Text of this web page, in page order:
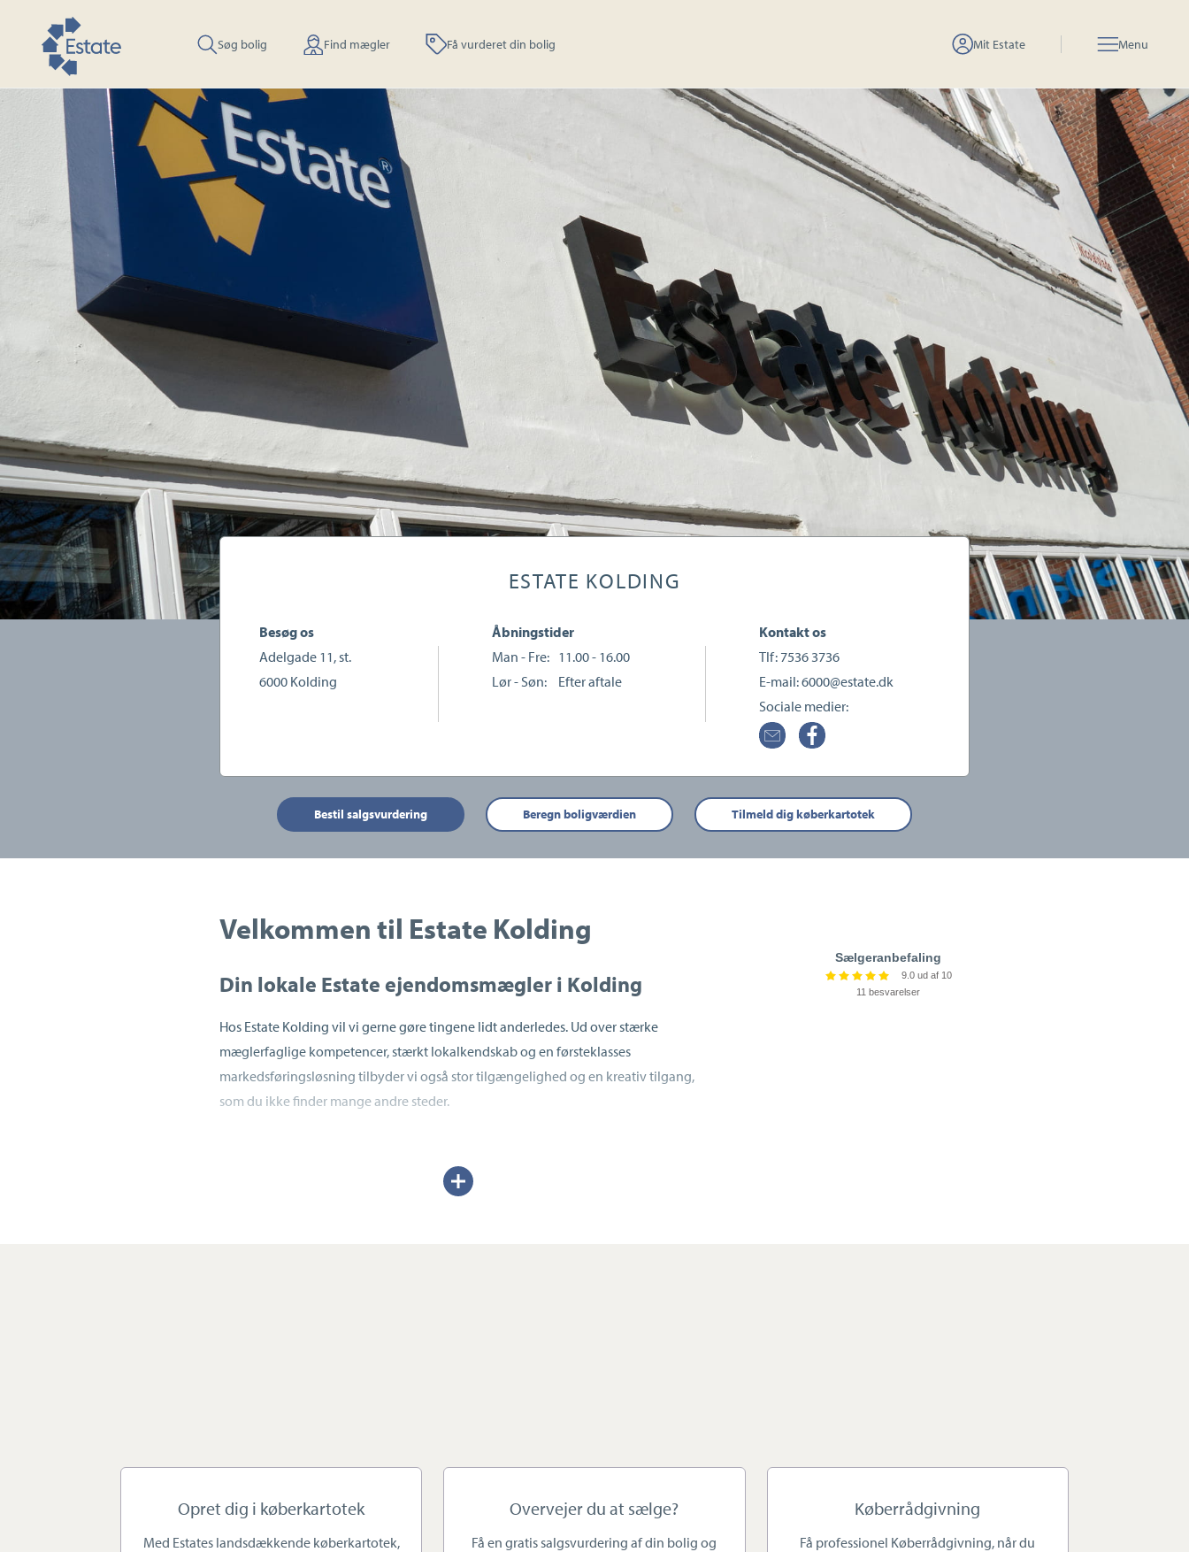
Søg bolig Find mægler Få vurderet din bolig Mit Estate Menu
ESTATE KOLDING
Besøg os
Adelgade 11, st.
6000 Kolding
Åbningstider
Man - Fre: 11.00 - 16.00
Lør - Søn:
Efter aftale
Kontakt os
Tlf: 7536 3736
E-mail:6000@estate.dk
Sociale medier:
Bestil salgsvurdering Beregn boligværdien Tilmeld dig køberkartotek
Velkommen til Estate Kolding
Din lokale Estate ejendomsmægler i Kolding
Hos Estate Kolding vil vi gerne gøre tingene lidt anderledes. Ud over stærke
mæglerfaglige kompetencer, stærkt lokalkendskab og en førsteklasses
markedsføringsløsning tilbyder vi også stor tilgængelighed og en kreativ tilgang,
som du ikke finder mange andre steder.
som vi mener er vigtige at formidle. En bolig er ikke kun en adresse og en
rådighed og sørger for, at du altid er fuldt opdateret.
Udvid/skjul
Sælgeranbefaling
9.0 ud af 10
11 besvarelser
Opret dig i køberkartotek
Med Estates landsdækkende køberkartotek,
Overvejer du at sælge?
Få en gratis salgsvurdering af din bolig og
Køberrådgivning
Få professionel Køberrådgivning, når du